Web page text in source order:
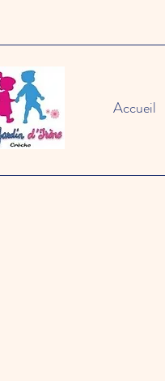
Accueil